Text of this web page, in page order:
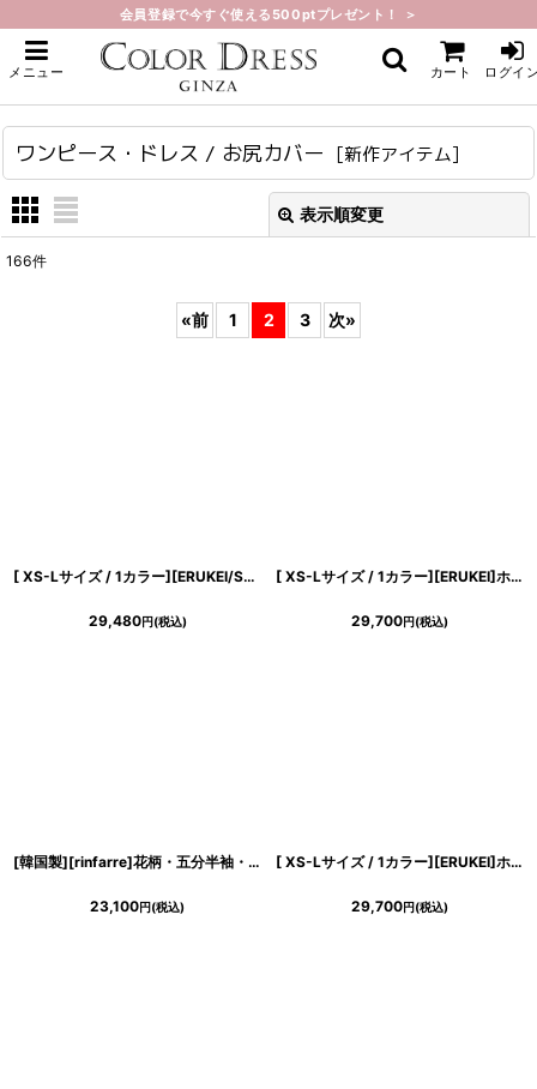
会員登録で今すぐ使える500ptプレゼント！ ＞
メニュー カート ログイ
ホーム > 新作アイテム > ワンピース・ドレス / お尻カバー
ワンピース・ドレス / お尻カバー [新作アイテム]
表示順変更
166件
«前 1 2 3 次»
[ XS-Lサイズ / 1カラー][ERUKEI/SETTAN]オレンジ・花柄・シフォン・ティアード・フリル・Aライン・レースポイント・ミディアムドレス・ワンピース[送料無料]
29,480円(税込)
[ XS-Lサイズ / 1カラー][ERUKEI]ホワイト×レッド・花柄・Aライン・ノースリーブ・シフォン・ロングドレス・ワンピース[山崎みどり着用][送料無料]myrd
29,700円(税込)
[韓国製][rinfarre]花柄・五分半袖・パフスリーブ・Aライン・ホワイト×ブラック・ミディアム・ひざ下・ワンピース・ドレス[奈月セナ着用][送料無料]
23,100円(税込)
[ XS-Lサイズ / 1カラー][ERUKEI]ホワイト×ブラック・大理石・Aライン・ノースリーブ・ロングドレス・ワンピース[山崎みどり着用]《送料＆代引き手数料無料》 mywhbk
29,700円(税込)